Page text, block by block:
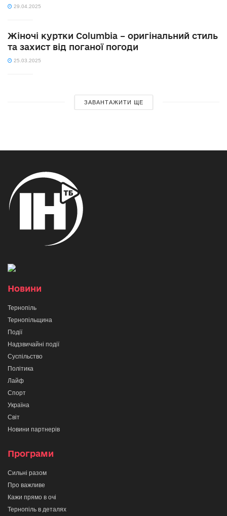
29.04.2025
Жіночі куртки Columbia – оригінальний стиль
та захист від поганої погоди
25.03.2025
ЗАВАНТАЖИТИ ЩЕ
Новини
Тернопіль
Тернопільщина
Події
Надзвичайні події
Суспільство
Політика
Лайф
Спорт
Україна
Світ
Новини партнерів
Програми
Сильні разом
Про важливе
Кажи прямо в очі
Тернопіль в деталях